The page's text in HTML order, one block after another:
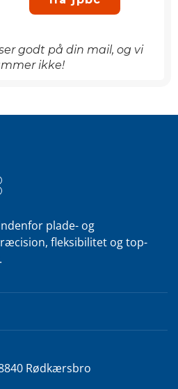
godt på din mail, og vi
ikke!
plade- og
fleksibilitet og top-
Rødkærsbro